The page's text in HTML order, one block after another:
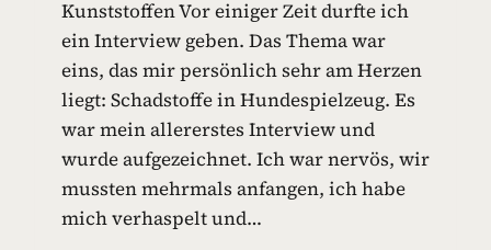
Kunststoffen Vor einiger Zeit durfte ich
ein Interview geben. Das Thema war
eins, das mir persönlich sehr am Herzen
liegt: Schadstoffe in Hundespielzeug. Es
war mein allererstes Interview und
wurde aufgezeichnet. Ich war nervös, wir
mussten mehrmals anfangen, ich habe
mich verhaspelt und…